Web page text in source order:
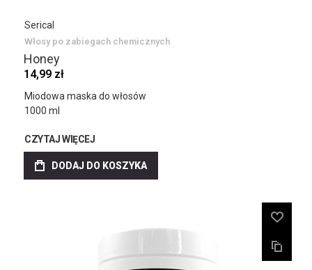
Serical
Włosy po zabiegach chemicznych
Honey
14,99 zł
Miodowa maska do włosów
1000 ml
CZYTAJ WIĘCEJ
DODAJ DO KOSZYKA